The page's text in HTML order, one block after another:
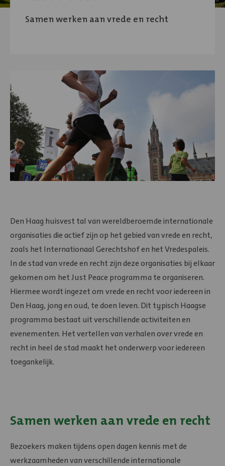
Samen werken aan vrede en recht
Den Haag huisvest tal van wereldberoemde internationale
organisaties die actief zijn op het gebied van vrede en recht,
zoals het Internationaal Gerechtshof en het Vredespaleis.
In de stad van vrede en recht zijn deze organisaties bij elkaar
gekomen om het Just Peace programma te organiseren.
Hiermee wordt ingezet om vrede en recht voor iedereen in
Den Haag, jong en oud, te doen leven. Dit typisch Haagse
programma bestaat uit verschillende activiteiten en
evenementen. Het vertellen van verhalen over vrede en
recht in heel de stad maakt het onderwerp voor iedereen
toegankelijk.
Samen werken aan vrede en recht
Bezoekers maken tijdens open dagen kennis met de
werkzaamheden van verschillende internationale